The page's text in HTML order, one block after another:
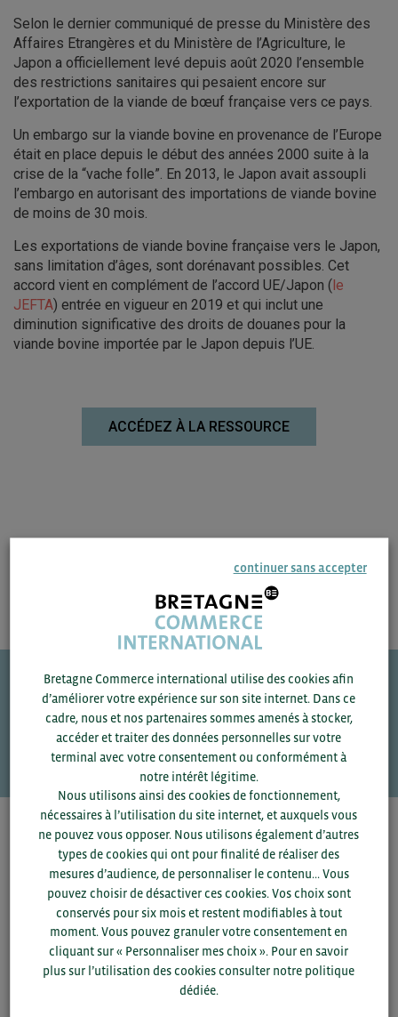
Selon le dernier communiqué de presse du Ministère des
Affaires Etrangères et du Ministère de l’Agriculture, le
Japon a officiellement levé depuis août 2020 l’ensemble
des restrictions sanitaires qui pesaient encore sur
l’exportation de la viande de bœuf française vers ce pays.
Un embargo sur la viande bovine en provenance de l’Europe
était en place depuis le début des années 2000 suite à la
crise de la “vache folle”. En 2013, le Japon avait assoupli
l’embargo en autorisant des importations de viande bovine
de moins de 30 mois.
Les exportations de viande bovine française vers le Japon,
sans limitation d’âges, sont dorénavant possibles. Cet
accord vient en complément de l’accord UE/Japon (le
JEFTA) entrée en vigueur en 2019 et qui inclut une
diminution significative des droits de douanes pour la
viande bovine importée par le Japon depuis l’UE.
ACCÉDEZ À LA RESSOURCE
Une question ?
VOS CONTACTS
Pour voir les contacts, merci de renseigner votre
département et votre secteurou connectez-vous.
continuer sans accepter
Bretagne Commerce international utilise des cookies afin
d’améliorer votre expérience sur son site internet. Dans ce
cadre, nous et nos partenaires sommes amenés à stocker,
accéder et traiter des données personnelles sur votre
terminal avec votre consentement ou conformément à
notre intérêt légitime.
Nous utilisons ainsi des cookies de fonctionnement,
nécessaires à l’utilisation du site internet, et auxquels vous
ne pouvez vous opposer. Nous utilisons également d’autres
types de cookies qui ont pour finalité de réaliser des
mesures d’audience, de personnaliser le contenu... Vous
pouvez choisir de désactiver ces cookies. Vos choix sont
conservés pour six mois et restent modifiables à tout
moment. Vous pouvez granuler votre consentement en
cliquant sur « Personnaliser mes choix ». Pour en savoir
plus sur l’utilisation des cookies consulter notre politique
dédiée.